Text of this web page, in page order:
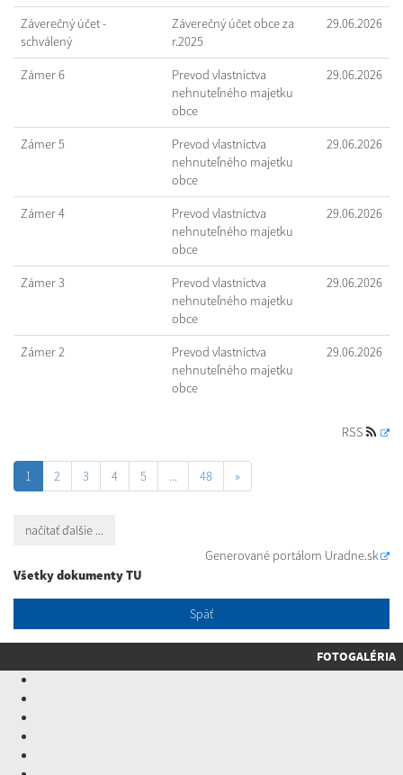
Záverečný účet -
schválený
Záverečný účet obce za
r.2025
29.06.2026
Zámer 6
Prevod vlastníctva
nehnuteľného majetku
obce
29.06.2026
Zámer 5
Prevod vlastníctva
nehnuteľného majetku
obce
29.06.2026
Zámer 4
Prevod vlastníctva
nehnuteľného majetku
obce
29.06.2026
Zámer 3
Prevod vlastníctva
nehnuteľného majetku
obce
29.06.2026
Zámer 2
Prevod vlastníctva
nehnuteľného majetku
obce
29.06.2026
RSS
1 2 3 4 5 ... 48 »
načítať ďalšie ...
Generované portálom Uradne.sk
Všetky dokumenty TU
Späť
FOTOGALÉRIA